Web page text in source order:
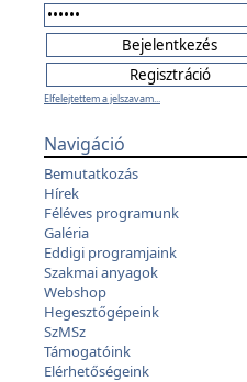
Elfelejtettem a jelszavam...
Navigáció
Bemutatkozás
Hírek
Féléves programunk
Galéria
Eddigi programjaink
Szakmai anyagok
Webshop
Hegesztőgépeink
SzMSz
Támogatóink
Elérhetőségeink